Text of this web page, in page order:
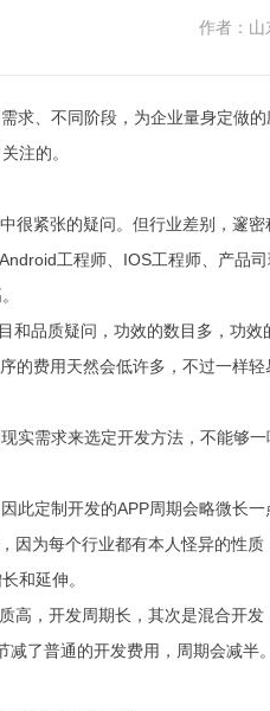
作者：
求、不同阶段，为企业量身定做
注的。
很紧张的疑问。但行业差别，邃密
工程师、IOS工程师、产品
和品质疑问，功效的数目多，功
的费用天然会低许多，不过一样
实需求来选定开发方法，不能够一
此定制开发的APP周期会略微长
因为每个行业都有本人怪异的性
和延伸。
高，开发周期长，其次是混合开
了普通的开发费用，周期会减半。